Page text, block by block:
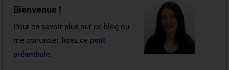
Bienvenue !
Pour en savoir plus sur ce blog ou
me contacter, lisez ce petit
préambule.